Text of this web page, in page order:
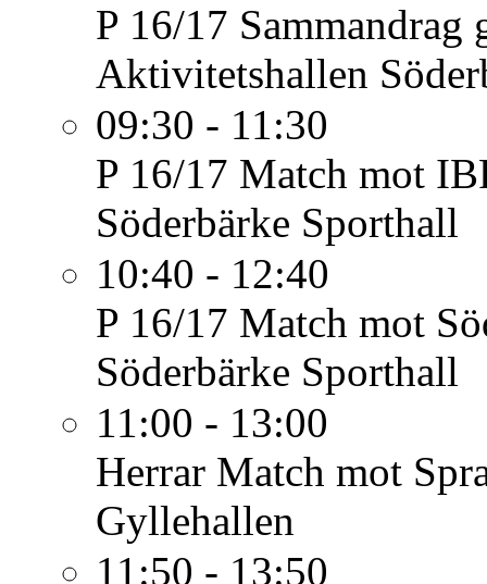
P 16/17
Aktivitetshallen
09:30 - 11:30
P 16/17 Match mot
Söderbärke Sporthall
10:40 - 12:40
P 16/17 Match mot
Söderbärke Sporthall
11:00 - 13:00
Herrar Match mot
Gyllehallen
11:50 - 13:50